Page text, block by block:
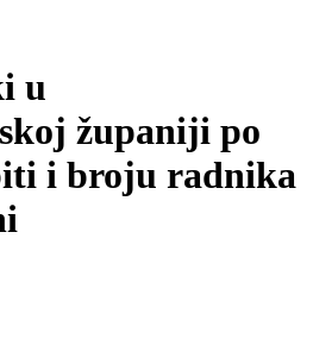
u
županiji po
i broju radnika